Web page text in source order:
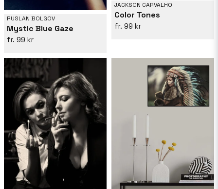
RUSLAN BOLGOV
Mystic Blue Gaze
99 kr
JACKSON CARVALHO
Color Tones
99 kr